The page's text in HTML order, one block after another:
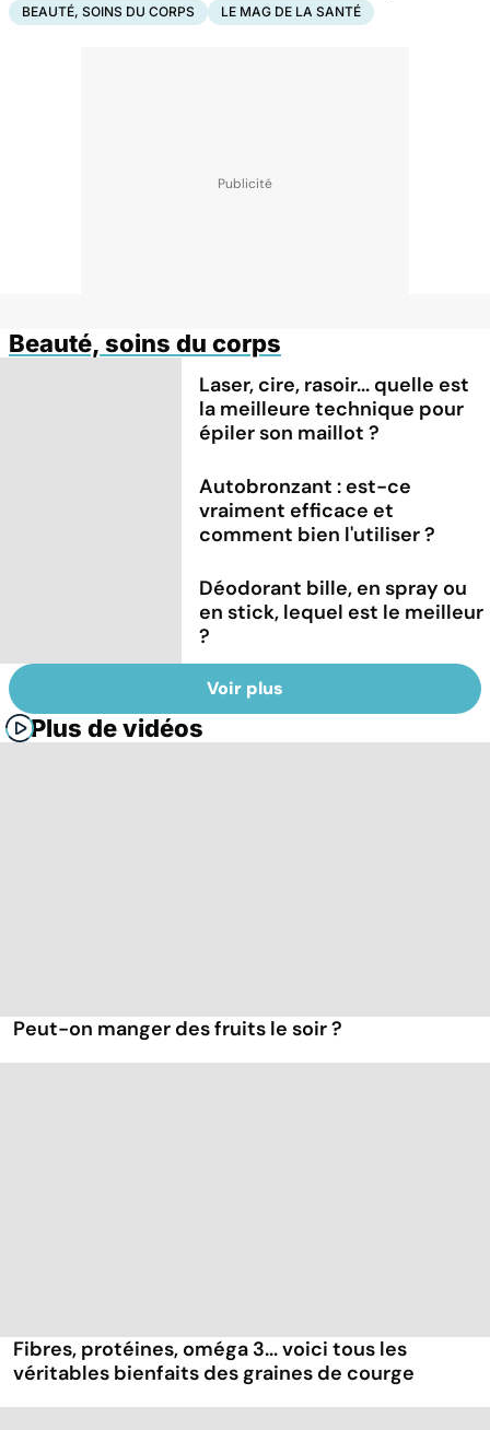
BEAUTÉ, SOINS DU CORPS LE MAG DE LA SANTÉ
Beauté, soins du corps
Laser, cire, rasoir... quelle est
la meilleure technique pour
épiler son maillot ?
Autobronzant : est-ce
vraiment efficace et
comment bien l'utiliser ?
Déodorant bille, en spray ou
en stick, lequel est le meilleur
?
Voir plus
Plus de vidéos
Peut-on manger des fruits le soir ?
Fibres, protéines, oméga 3... voici tous les
véritables bienfaits des graines de courge